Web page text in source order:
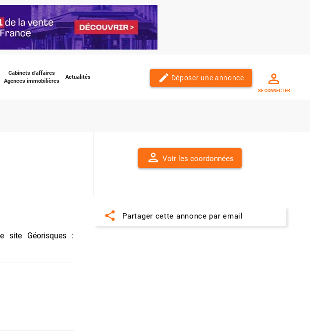
Cabinets d'affaires
Agences immobilières
Actualités edit Déposer une annonce
SE CONNECTER
site Géorisques :
person Voir les coordonnées
share Partager cette annonce par email